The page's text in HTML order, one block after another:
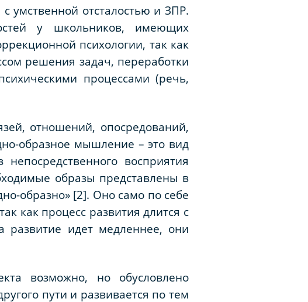
умственной отсталостью и ЗПР.
у школьников, имеющих
психологии, так как
решения задач, переработки
процессами (речь,
отношений, опосредований,
образное мышление – это вид
восприятия
образы представлены в
образно» [2]. Оно само по себе
как процесс развития длится с
идет медленнее, они
возможно, но обусловлено
пути и развивается по тем